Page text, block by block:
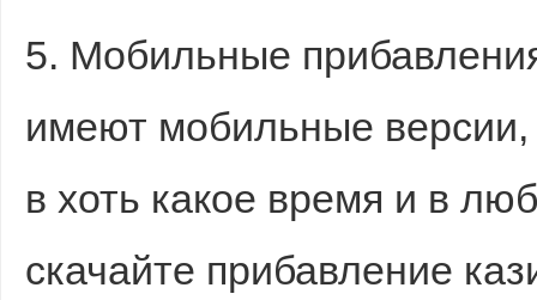
5. Мобильные
имеют мобильные
в хоть какое время и в
скачайте прибавление